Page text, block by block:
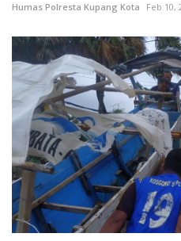
Humas Polresta Kupang Kota Feb 10,